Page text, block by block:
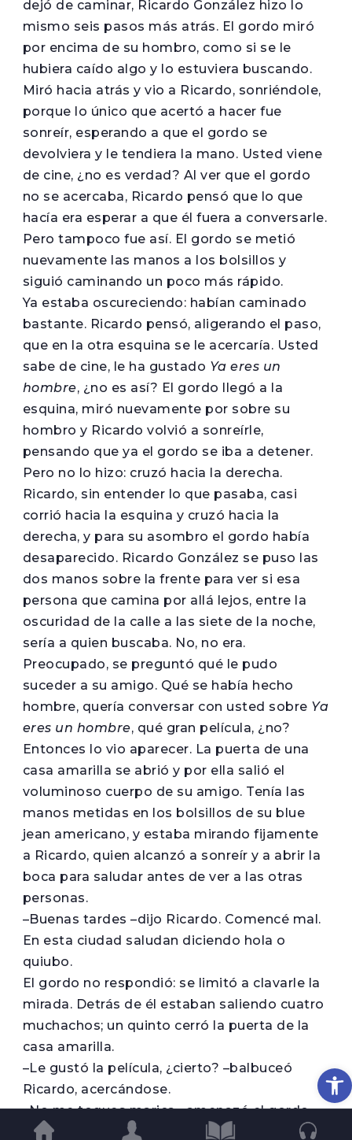
dejó de caminar, Ricardo González hizo lo
mismo seis pasos más atrás. El gordo miró
por encima de su hombro, como si se le
hubiera caído algo y lo estuviera buscando.
Miró hacia atrás y vio a Ricardo, sonriéndole,
porque lo único que acertó a hacer fue
sonreír, esperando a que el gordo se
devolviera y le tendiera la mano. Usted viene
de cine, ¿no es verdad? Al ver que el gordo
no se acercaba, Ricardo pensó que lo que
hacía era esperar a que él fuera a conversarle.
Pero tampoco fue así. El gordo se metió
nuevamente las manos a los bolsillos y
siguió caminando un poco más rápido.
Ya estaba oscureciendo: habían caminado
bastante. Ricardo pensó, aligerando el paso,
que en la otra esquina se le acercaría. Usted
sabe de cine, le ha gustado Ya eres un
hombre, ¿no es así? El gordo llegó a la
esquina, miró nuevamente por sobre su
hombro y Ricardo volvió a sonreírle,
pensando que ya el gordo se iba a detener.
Pero no lo hizo: cruzó hacia la derecha.
Ricardo, sin entender lo que pasaba, casi
corrió hacia la esquina y cruzó hacia la
derecha, y para su asombro el gordo había
desaparecido. Ricardo González se puso las
dos manos sobre la frente para ver si esa
persona que camina por allá lejos, entre la
oscuridad de la calle a las siete de la noche,
sería a quien buscaba. No, no era.
Preocupado, se preguntó qué le pudo
suceder a su amigo. Qué se había hecho
hombre, quería conversar con usted sobre Ya
eres un hombre, qué gran película, ¿no?
Entonces lo vio aparecer. La puerta de una
casa amarilla se abrió y por ella salió el
voluminoso cuerpo de su amigo. Tenía las
manos metidas en los bolsillos de su blue
jean americano, y estaba mirando fijamente
a Ricardo, quien alcanzó a sonreír y a abrir la
boca para saludar antes de ver a las otras
personas.
–Buenas tardes –dijo Ricardo. Comencé mal.
En esta ciudad saludan diciendo hola o
quiubo.
El gordo no respondió: se limitó a clavarle la
mirada. Detrás de él estaban saliendo cuatro
muchachos; un quinto cerró la puerta de la
casa amarilla.
–Le gustó la película, ¿cierto? –balbuceó
Ricardo, acercándose.
–No me toques marica –amenazó el gordo,
después de un instante de vacilación–, no te